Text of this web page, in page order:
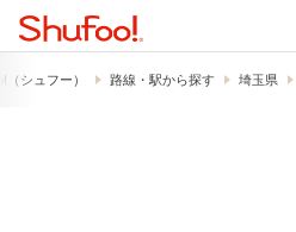
シュフー） 路線・駅から探す 埼玉県